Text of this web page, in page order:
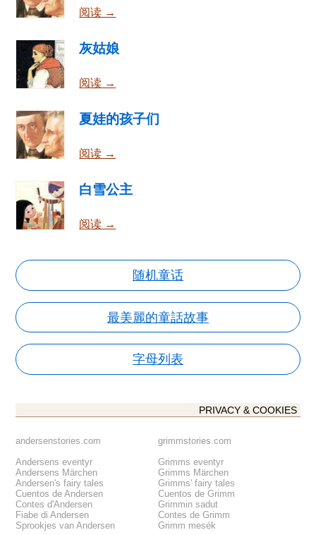
阅读 →
灰姑娘
阅读 →
夏娃的孩子们
阅读 →
白雪公主
阅读 →
随机童话
最美麗的童話故事
字母列表
PRIVACY & COOKIES
andersenstories.com
Andersens eventyr
Andersens Märchen
Andersen's fairy tales
Cuentos de Andersen
Contes d'Andersen
Fiabe di Andersen
Sprookjes van Andersen
grimmstories.com
Grimms eventyr
Grimms Märchen
Grimms' fairy tales
Cuentos de Grimm
Grimmin sadut
Contes de Grimm
Grimm mesék